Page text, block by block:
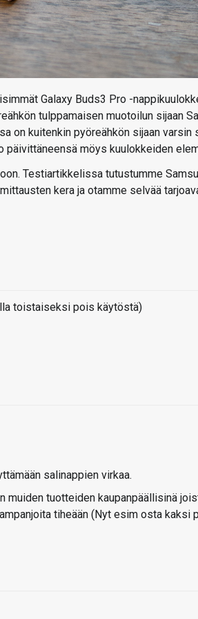
Galaxy Buds3 Pro -
tulppamaisen muotoilun sijaan
on kuitenkin pyöreähkön sijaan varsin
möys kuulokkeiden
Testiartikkelissa tutustumme
kera ja otamme selvää
toistaiseksi pois käytöstä)
salinappien virkaa.
muiden tuotteiden kaupanpäällisinä
tiheään (Nyt esim osta kaksi